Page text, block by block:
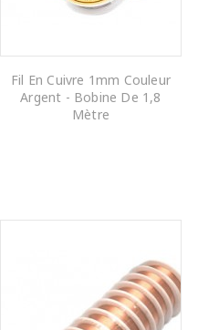
Fil En Cuivre 1mm Couleur
Argent - Bobine De 1,8
Mètre